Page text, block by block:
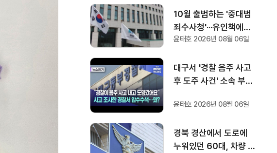
10월 출범하는 '중대범
죄수사청'···유인책에도
검사들 반응 '미지근'
윤태호 2026년 08월 06일
대구서 '경찰 음주 사고
후 도주 사건' 소속 부서·
윤태호 2026년 08월 06일
경북 경산에서 도로에
누워있던 60대, 차량 2